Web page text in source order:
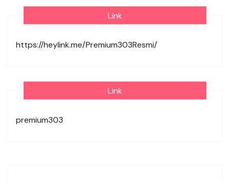
Link
https://heylink.me/Premium303Resmi/
Link
premium303